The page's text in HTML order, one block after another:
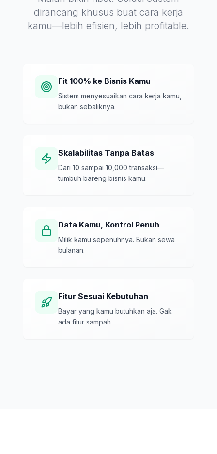
dirancang khusus buat cara kerja
kamu—lebih efisien, lebih profitable.
Fit 100% ke Bisnis Kamu
Sistem menyesuaikan cara kerja kamu,
bukan sebaliknya.
Skalabilitas Tanpa Batas
Dari 10 sampai 10,000 transaksi—
tumbuh bareng bisnis kamu.
Data Kamu, Kontrol Penuh
Milik kamu sepenuhnya. Bukan sewa
bulanan.
Fitur Sesuai Kebutuhan
Bayar yang kamu butuhkan aja. Gak
ada fitur sampah.